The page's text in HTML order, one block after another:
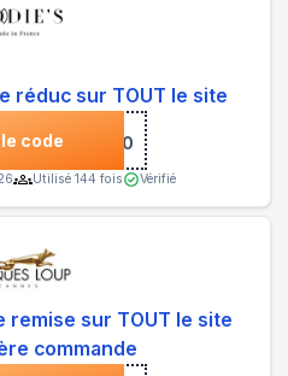
réduc sur TOUT le site
code***IES10
Utilisé 144 fois Vérifié
remise sur TOUT le site
commande